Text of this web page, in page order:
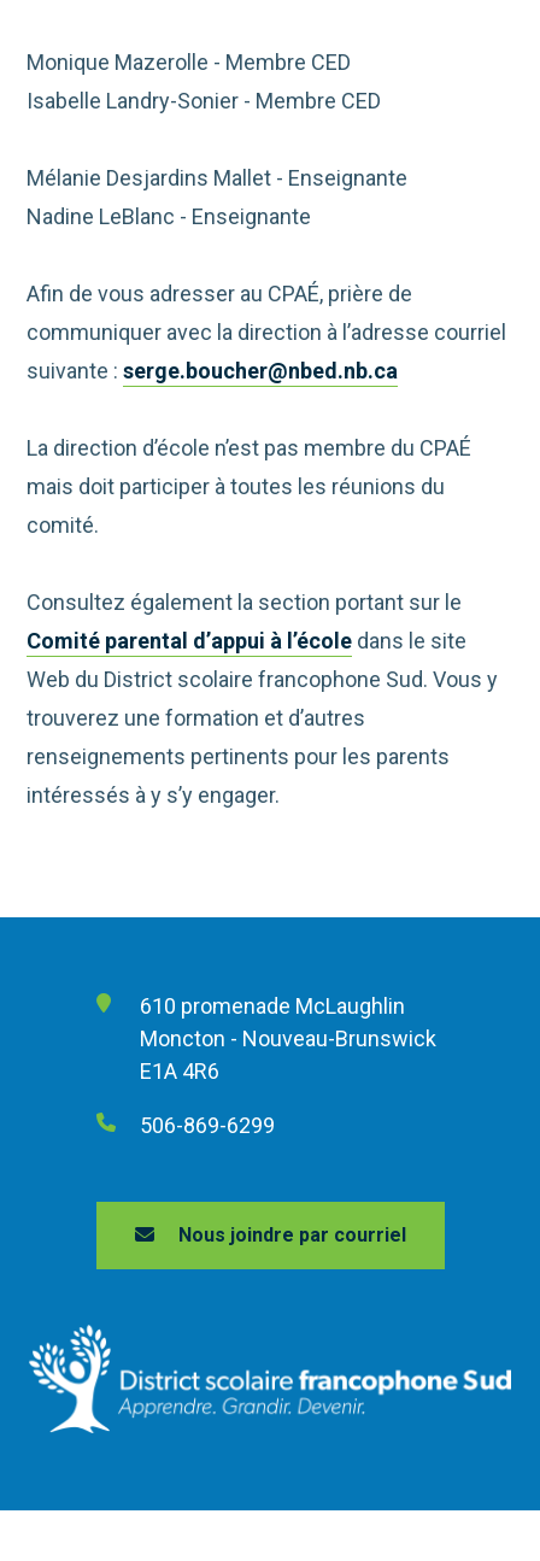
Monique Mazerolle - Membre CED
Isabelle Landry-Sonier - Membre CED
Mélanie Desjardins Mallet - Enseignante
Nadine LeBlanc - Enseignante
Afin de vous adresser au CPAÉ, prière de
communiquer avec la direction à l’adresse courriel
suivante :serge.boucher@nbed.nb.ca
La direction d’école n’est pas membre du CPAÉ
mais doit participer à toutes les réunions du
comité.
Consultez également la section portant sur le
Comité parental d’appui à l’école dans le site
Web du District scolaire francophone Sud. Vous y
trouverez une formation et d’autres
renseignements pertinents pour les parents
intéressés à y s’y engager.
610 promenade McLaughlin
Moncton - Nouveau-Brunswick
E1A 4R6
506-869-6299
Nous joindre par courriel